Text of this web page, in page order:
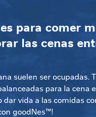
para comer
las cenas
suelen ser ocupadas.
para la cena
dar vida a las comidas
goodNes™!